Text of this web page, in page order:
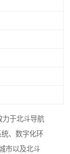
力于北斗导航
、数字化环
市以及北斗